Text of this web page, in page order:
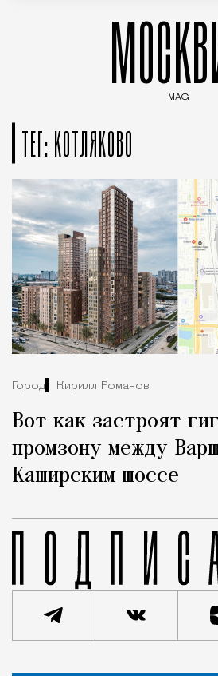
MAG
ТЕГ: КОТЛЯКОВО
Город Кирилл Романов
Вот как застроят
промзону между
Каширским шоссе